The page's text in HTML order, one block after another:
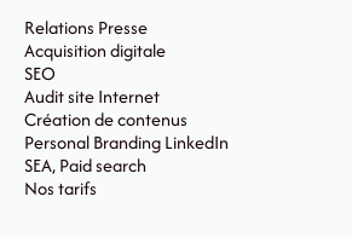
Relations Presse
Acquisition digitale
SEO
Audit site Internet
Création de contenus
Personal Branding LinkedIn
SEA, Paid search
Nos tarifs